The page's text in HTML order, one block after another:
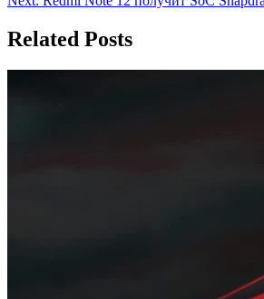
по
записям
Related Posts